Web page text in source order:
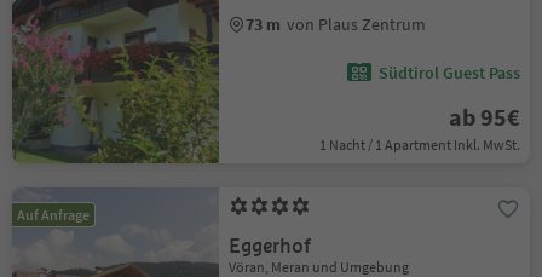
73 m von Plaus Zentrum
Südtirol Guest Pass
ab 95€
1 Nacht / 1 Apartment Inkl. MwSt.
Auf Anfrage
Eggerhof
Vöran, Meran und Umgebung